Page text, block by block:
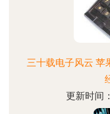
三十载电子风云 苹
更新时间